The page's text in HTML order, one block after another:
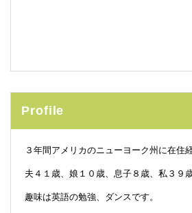
Profile
３年間アメリカのニューヨーク州に在住
夫４１歳、娘１０歳、息子８歳、私３９
趣味は英語の勉強、ダンスです。